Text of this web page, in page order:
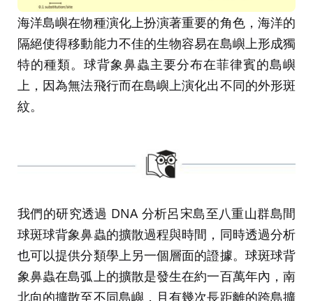
海洋島嶼在物種演化上扮演著重要的角色，海洋的
隔絕使得移動能力不佳的生物容易在島嶼上形成獨
特的種類。球背象鼻蟲主要分布在菲律賓的島嶼
上，因為無法飛行而在島嶼上演化出不同的外形斑
紋。
我們的研究透過 DNA 分析呂宋島至八重山群島間
球斑球背象鼻蟲的擴散過程與時間，同時透過分析
也可以提供分類學上另一個層面的證據。球斑球背
象鼻蟲在島弧上的擴散是發生在約一百萬年內，南
北向的擴散至不同島嶼，且有幾次長距離的跨島擴